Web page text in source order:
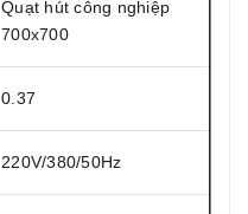
Quạt hút công nghiệp
700x700
0.37
220V/380/50Hz